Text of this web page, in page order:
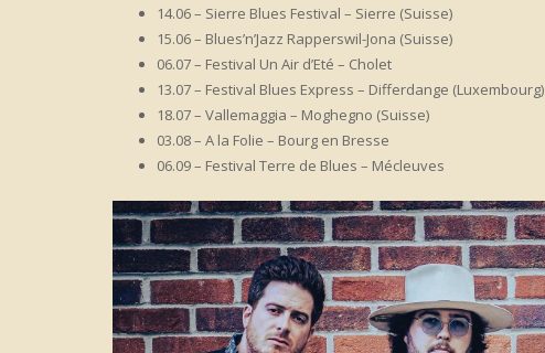
14.06 – Sierre Blues Festival – Sierre (Suisse)
15.06 – Blues’n’Jazz Rapperswil-Jona (Suisse)
06.07 – Festival Un Air d’Eté – Cholet
13.07 – Festival Blues Express – Differdange (Luxembourg)
18.07 – Vallemaggia – Moghegno (Suisse)
03.08 – A la Folie – Bourg en Bresse
06.09 – Festival Terre de Blues – Mécleuves